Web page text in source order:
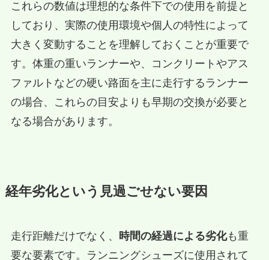
これらの数値は理想的な条件下での使用を前提と
しており、実際の使用環境や個人の特性によって
大きく変動することを理解しておくことが重要で
す。体重の重いランナーや、コンクリートやアス
ファルトなどの硬い路面を主に走行するランナー
の場合、これらの目安よりも早期の交換が必要と
なる場合があります。
経年劣化という見過ごせない要因
走行距離だけでなく、 時間の経過による劣化も重
要な要素です。ランニングシューズに使用されて